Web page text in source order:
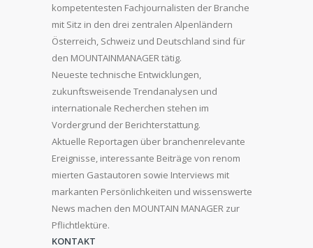
kompetentesten Fachjournalisten der Branche
mit Sitz in den drei zentralen Alpenländern
Österreich, Schweiz und Deutschland sind für
den MOUNTAINMANAGER tätig.
Neueste technische Entwicklungen,
zukunftsweisende Trendanalysen und
internationale Recherchen stehen im
Vordergrund der Berichterstattung.
Aktuelle Reportagen über branchenrelevante
Ereignisse, interessante Beiträge von renom
mierten Gastautoren sowie Interviews mit
markanten Persönlichkeiten und wissenswerte
News machen den MOUNTAIN MANAGER zur
Pflichtlektüre.
KONTAKT